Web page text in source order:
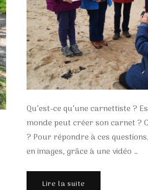
Qu’est-ce qu’une carnettiste ?
monde peut créer son carnet ?
? Pour répondre à ces
en images, grâce à une vidéo …
Lire la suite